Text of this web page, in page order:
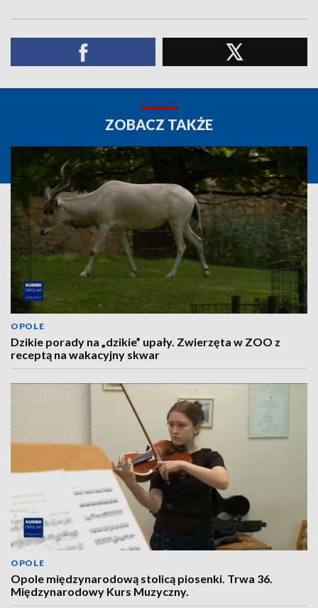
ZOBACZ TAKŻE
OPOLE
Dzikie porady na „dzikie” upały. Zwierzęta w ZOO z
receptą na wakacyjny skwar
OPOLE
Opole międzynarodową stolicą piosenki. Trwa 36.
Międzynarodowy Kurs Muzyczny.